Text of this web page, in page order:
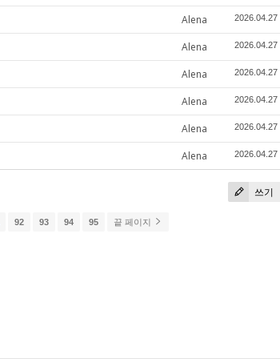
Alena 2026.04.27
Alena 2026.04.27
Alena 2026.04.27
Alena 2026.04.27
Alena 2026.04.27
Alena 2026.04.27
쓰기
92 93 94 95 끝 페이지